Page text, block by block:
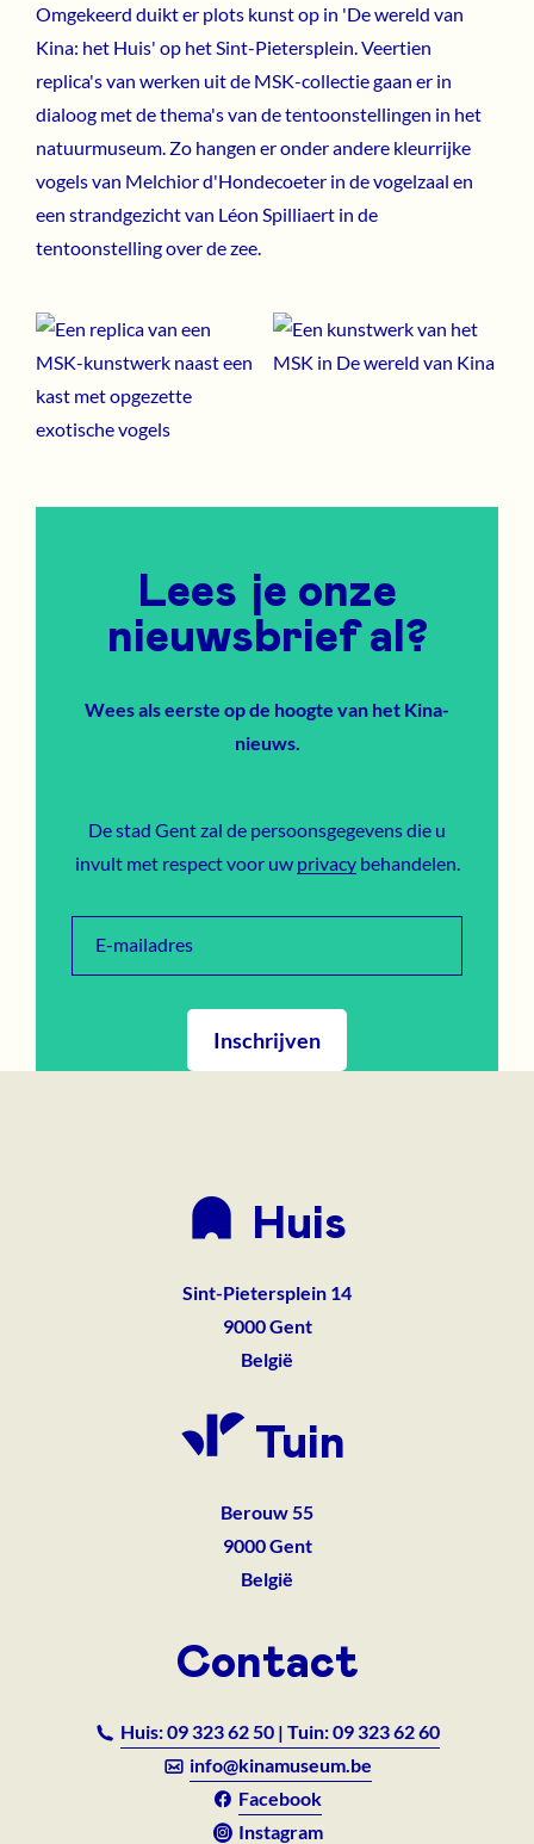
Omgekeerd duikt er plots kunst op in 'De wereld van
Kina: het Huis' op het Sint-Pietersplein. Veertien
replica's van werken uit de MSK-collectie gaan er in
dialoog met de thema's van de tentoonstellingen in het
natuurmuseum. Zo hangen er onder andere kleurrijke
vogels van Melchior d'Hondecoeter in de vogelzaal en
een strandgezicht van Léon Spilliaert in de
tentoonstelling over de zee.
Lees je onze
nieuwsbrief al?
Wees als eerste op de hoogte van het Kina-
nieuws.
De stad Gent zal de persoonsgegevens die u
invult met respect voor uw privacybehandelen.
E-mailadres
Inschrijven
Huis
Sint-Pietersplein 14
9000Gent
België
Tuin
Berouw 55
9000Gent
België
Contact
Huis: 09 323 62 50 | Tuin: 09 323 62 60
info@kinamuseum.be
Facebook
Instagram